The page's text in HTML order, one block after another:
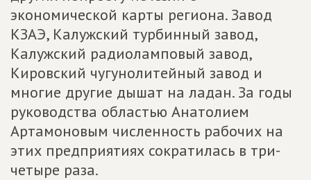
экономической карты региона. Завод
КЗАЭ, Калужский турбинный завод,
Калужский радиоламповый завод,
Кировский чугунолитейный завод и
многие другие дышат на ладан. За годы
руководства областью Анатолием
Артамоновым численность рабочих на
этих предприятиях сократилась в три-
четыре раза.